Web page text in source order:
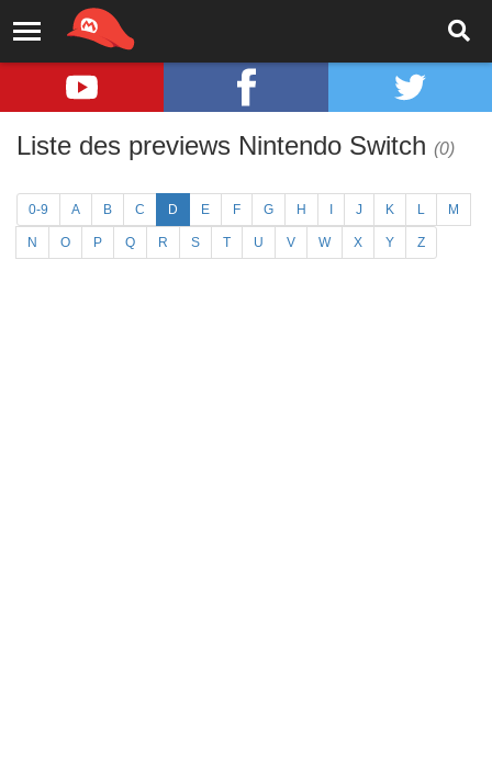
Liste des previews Nintendo Switch (0)
0-9 A B C D E F G H J K L M
N O P Q R S T U V W X Y Z